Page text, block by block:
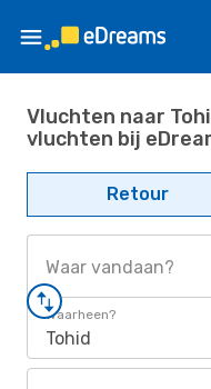
Vluchten naar
vluchten bij
Retour
Waar vandaan?
Waarheen?
Tohid